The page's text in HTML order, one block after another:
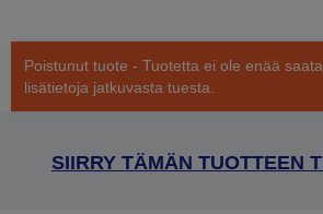
Poistunut tuote - Tuotetta ei ole enää
lisätietoja jatkuvasta tuesta.
SIIRRY TÄMÄN TUOTTEEN